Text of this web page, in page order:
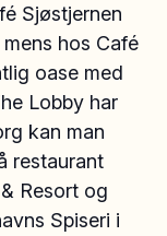
Sjøstjernen
hos Café
oase med
Lobby har
kan man
restaurant
Resort og
Spiseri i